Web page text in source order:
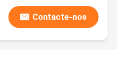
Contacte-nos